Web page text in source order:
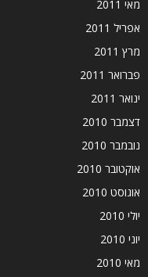
מאי 2011
אפריל 2011
מרץ 2011
פברואר 2011
ינואר 2011
דצמבר 2010
נובמבר 2010
אוקטובר 2010
אוגוסט 2010
יולי 2010
יוני 2010
מאי 2010